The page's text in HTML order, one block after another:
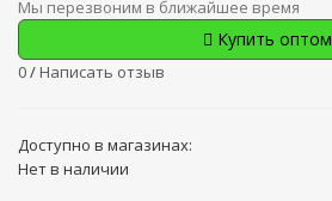
Мы перезвоним в ближайшее время
Купить оптом
0/ Написать отзыв
Доступно в магазинах:
Нет в наличии